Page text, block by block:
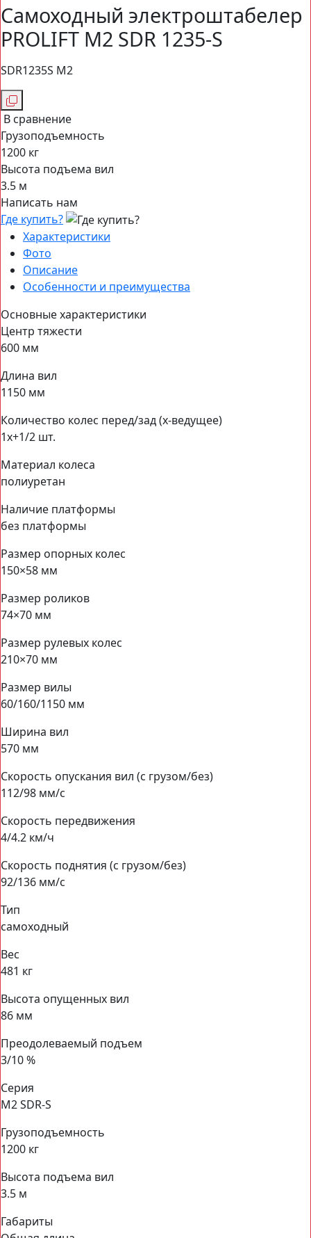
Самоходный электроштабелер
PROLIFT M2 SDR 1235-S
SDR1235S M2
В сравнение
Грузоподъемность
1200 кг
Высота подъема вил
3.5 м
Написать нам
Где купить?
Характеристики
Фото
Описание
Особенности и преимущества
Основные характеристики
Центр тяжести
600 мм
Длина вил
1150 мм
Количество колес перед/зад (x-ведущее)
1x+1/2 шт.
Материал колеса
полиуретан
Наличие платформы
без платформы
Размер опорных колес
150×58 мм
Размер роликов
74×70 мм
Размер рулевых колес
210×70 мм
Размер вилы
60/160/1150 мм
Ширина вил
570 мм
Скорость опускания вил (с грузом/без)
112/98 мм/с
Скорость передвижения
4/4.2 км/ч
Скорость поднятия (с грузом/без)
92/136 мм/с
Тип
самоходный
Вес
481 кг
Высота опущенных вил
86 мм
Преодолеваемый подъем
3/10 %
Серия
M2 SDR-S
Грузоподъемность
1200 кг
Высота подъема вил
3.5 м
Габариты